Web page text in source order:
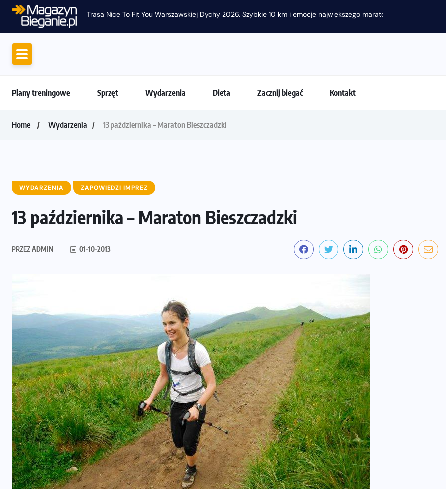
Trasa Nice To Fit You Warszawskiej Dychy 2026. Szybkie 10 km i emocje największego maratonu w...
Plany treningowe Sprzęt Wydarzenia Dieta Zacznij biegać Kontakt
Home Wydarzenia 13 października – Maraton Bieszczadzki
WYDARZENIA ZAPOWIEDZI IMPREZ
13 października – Maraton Bieszczadzki
PRZEZADMIN 01-10-2013